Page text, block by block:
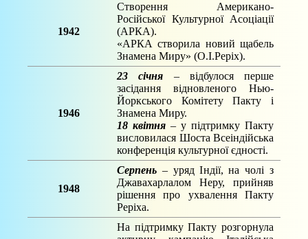
1942
Створення Американо-
Російської Культурної Асоціації
(АРКА).
«АРКА створила новий щабель
Знамена Миру» (О.І.Реріх).
1946
23 січня – відбулося перше
засідання відновленого Нью-
Йоркського Комітету Пакту і
Знамена Миру.
18 квітня – у підтримку Пакту
висловилася Шоста Всеіндійська
конференція культурної єдності.
1948
Серпень – уряд Індії, на чолі з
Джавахарлалом Неру, прийняв
рішення про ухвалення Пакту
Реріха.
На підтримку Пакту розгорнула